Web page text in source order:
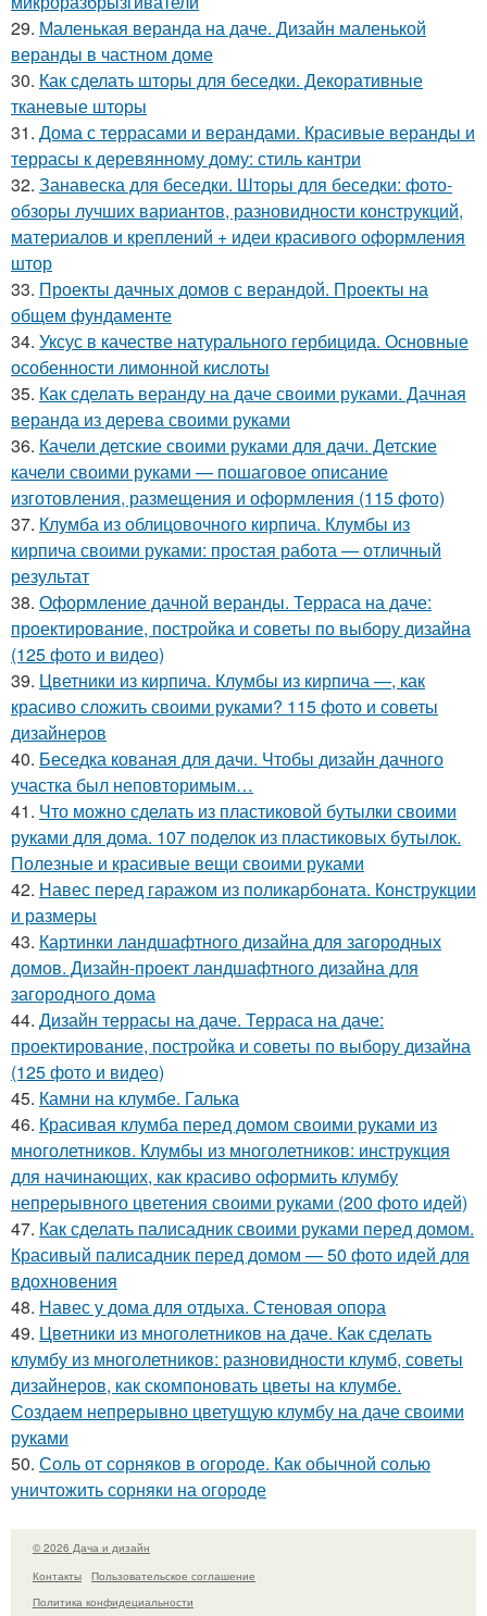
29. Маленькая веранда на даче. Дизайн маленькой
веранды в частном доме
30. Как сделать шторы для беседки. Декоративные
тканевые шторы
31. Дома с террасами и верандами. Красивые веранды и
террасы к деревянному дому: стиль кантри
32. Занавеска для беседки. Шторы для беседки: фото-
обзоры лучших вариантов, разновидности конструкций,
материалов и креплений + идеи красивого оформления
штор
33. Проекты дачных домов с верандой. Проекты на
общем фундаменте
34. Уксус в качестве натурального гербицида. Основные
особенности лимонной кислоты
35. Как сделать веранду на даче своими руками. Дачная
веранда из дерева своими руками
36. Качели детские своими руками для дачи. Детские
качели своими руками — пошаговое описание
изготовления, размещения и оформления (115 фото)
37. Клумба из облицовочного кирпича. Клумбы из
кирпича своими руками: простая работа — отличный
результат
38. Оформление дачной веранды. Терраса на даче:
проектирование, постройка и советы по выбору дизайна
(125 фото и видео)
39. Цветники из кирпича. Клумбы из кирпича —, как
красиво сложить своими руками? 115 фото и советы
дизайнеров
40. Беседка кованая для дачи. Чтобы дизайн дачного
участка был неповторимым…
41. Что можно сделать из пластиковой бутылки своими
руками для дома. 107 поделок из пластиковых бутылок.
Полезные и красивые вещи своими руками
42. Навес перед гаражом из поликарбоната. Конструкции
и размеры
43. Картинки ландшафтного дизайна для загородных
домов. Дизайн-проект ландшафтного дизайна для
загородного дома
44. Дизайн террасы на даче. Терраса на даче:
проектирование, постройка и советы по выбору дизайна
(125 фото и видео)
45. Камни на клумбе. Галька
46. Красивая клумба перед домом своими руками из
многолетников. Клумбы из многолетников: инструкция
для начинающих, как красиво оформить клумбу
непрерывного цветения своими руками (200 фото идей)
47. Как сделать палисадник своими руками перед домом.
Красивый палисадник перед домом — 50 фото идей для
вдохновения
48. Навес у дома для отдыха. Стеновая опора
49. Цветники из многолетников на даче. Как сделать
клумбу из многолетников: разновидности клумб, советы
дизайнеров, как скомпоновать цветы на клумбе.
Создаем непрерывно цветущую клумбу на даче своими
руками
50. Соль от сорняков в огороде. Как обычной солью
уничтожить сорняки на огороде
© 2026 Дача и дизайн
Контакты
Пользовательское соглашение
Политика конфидециальности